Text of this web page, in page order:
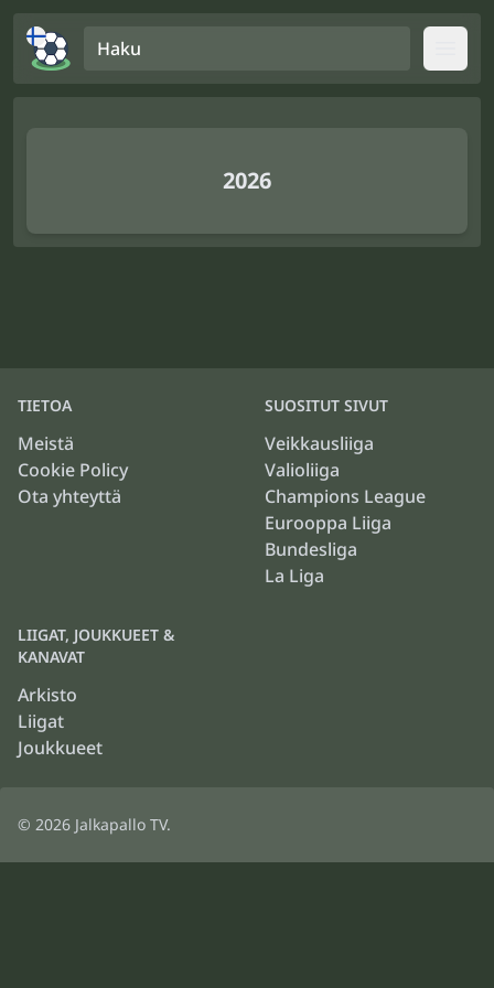
2026
TIETOA
Meistä
Cookie Policy
Ota yhteyttä
SUOSITUT SIVUT
Veikkausliiga
Valioliiga
Champions League
Eurooppa Liiga
Bundesliga
La Liga
LIIGAT, JOUKKUEET &
KANAVAT
Arkisto
Liigat
Joukkueet
© 2026 Jalkapallo TV.